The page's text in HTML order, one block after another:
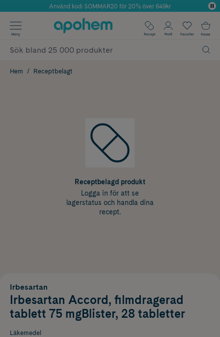
Årets Butik 2025 inom Skönhet
Använd kod: SOMMAR20 för 20% över 649kr
✓ Fri frakt
✓ Poäng på alla köp*
Meny Recept Profil Favoriter Kassa
Hem Receptbelagt
Receptbelagd produkt
Logga in för att se
lagerstatus och handla dina
recept.
Irbesartan
Irbesartan Accord, filmdragerad
tablett 75 mgBlister, 28 tabletter
Läkemedel